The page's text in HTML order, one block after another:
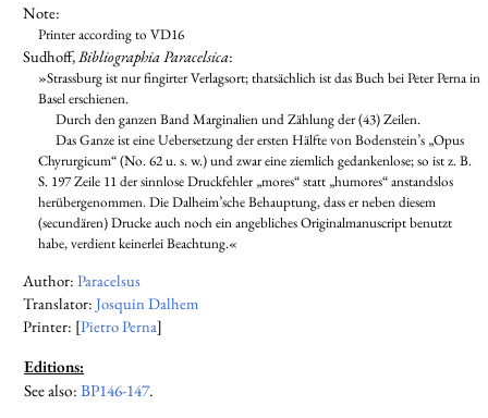
Note:
Printer according to VD16
Sudhoff,Bibliographia Paracelsica:
»Strassburg ist nur fingirter Verlagsort; thatsächlich ist das Buch bei Peter Perna in
Basel erschienen.
Durch den ganzen Band Marginalien und Zählung der (43) Zeilen.
Das Ganze ist eine Uebersetzung der ersten Hälfte von Bodenstein’s „Opus
Chyrurgicum“ (No. 62 u. s. w.) und zwar eine ziemlich gedankenlose; so ist z. B.
S. 197 Zeile 11 der sinnlose Druckfehler „mores“ statt „humores“ anstandslos
herübergenommen. Die Dalheim’sche Behauptung, dass er neben diesem
(secundären) Drucke auch noch ein angebliches Originalmanuscript benutzt
habe, verdient keinerlei Beachtung.«
Author:Paracelsus
Translator:Josquin Dalhem
Printer: [Pietro Perna]
Editions:
See also:BP146-147.